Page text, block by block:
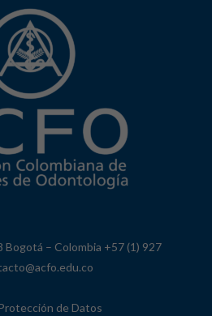
Bogotá – Colombia +57 (1) 927
de Datos